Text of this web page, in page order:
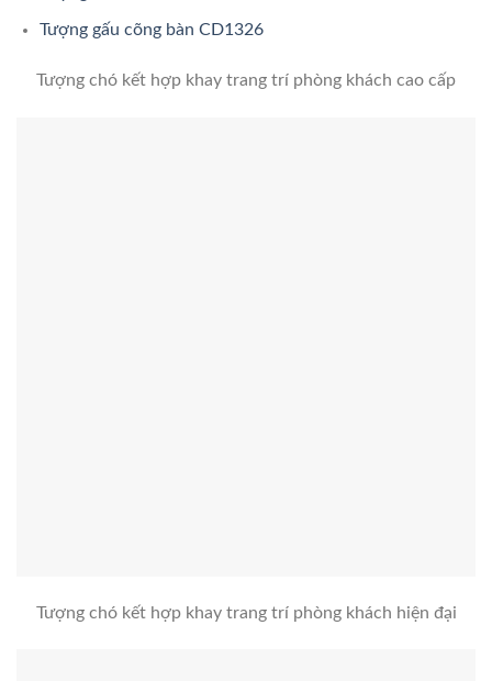
Tượng gấu cõng bàn CD1326
Tượng chó kết hợp khay trang trí phòng khách cao cấp
Tượng chó kết hợp khay trang trí phòng khách hiện đại